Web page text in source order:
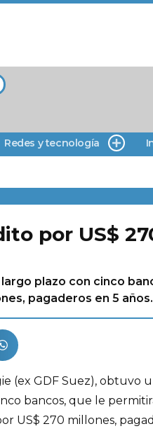
Redes y tecnología
por US$
plazo con cinco
pagaderos en 5 años.
(ex GDF Suez), obtuvo
bancos, que le
US$ 270 millones,